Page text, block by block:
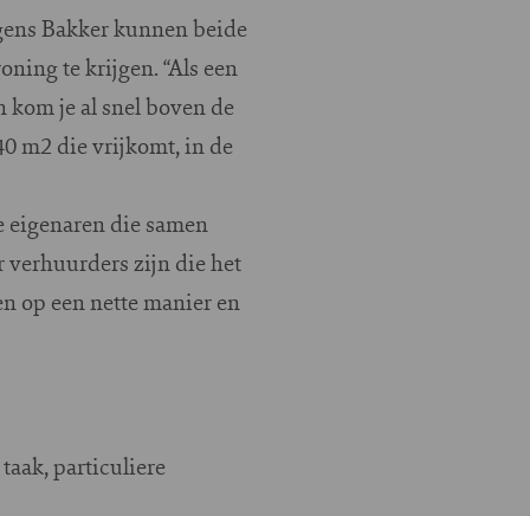
Bakker kunnen beide
te krijgen. “Als een
je al snel boven de
m2 die vrijkomt, in de
die samen
verhuurders zijn die het
op een nette manier en
particuliere